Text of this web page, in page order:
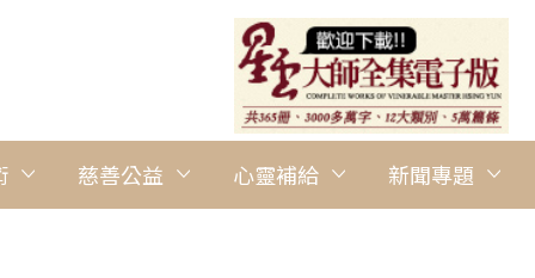
慈善公益 心靈補給 新聞專題